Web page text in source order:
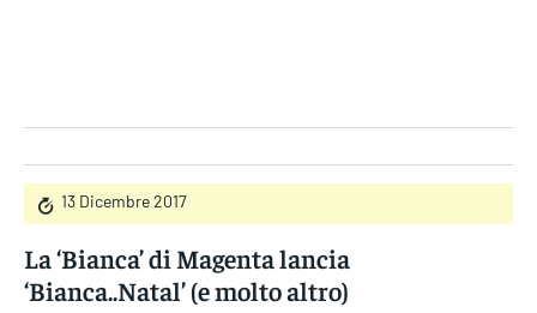
13 Dicembre 2017
La ‘Bianca’ di Magenta lancia
‘Bianca..Natal’ (e molto altro)